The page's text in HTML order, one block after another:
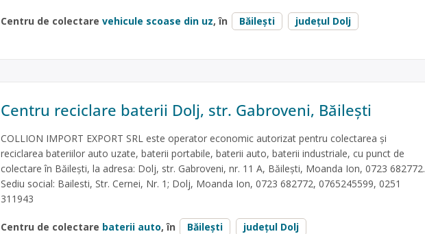
Centru de colectare vehicule scoase din uz, în Băilești județul Dolj
Centru reciclare baterii Dolj, str. Gabroveni, Băilești
COLLION IMPORT EXPORT SRL este operator economic autorizat pentru colectarea și
reciclarea bateriilor auto uzate, baterii portabile, baterii auto, baterii industriale, cu punct de
colectare în Băilești, la adresa: Dolj, str. Gabroveni, nr. 11 A, Băilești, Moanda Ion, 0723 682772.
Sediu social: Bailesti, Str. Cernei, Nr. 1; Dolj, Moanda Ion, 0723 682772, 0765245599, 0251
311943
Centru de colectare baterii auto, în Băilești județul Dolj